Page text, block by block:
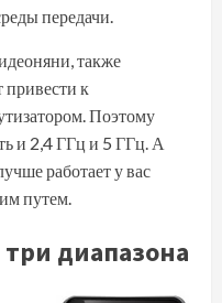
передачи.
также
привести к
Поэтому
и 2,4 ГГц и 5 ГГц. А
работает у вас
путем.
диапазона